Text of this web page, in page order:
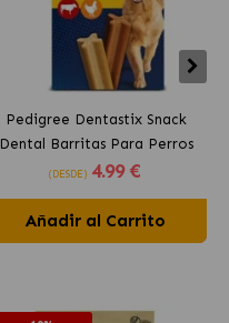
Pedigree Dentastix Snack
Dental Barritas Para Perros
Grandes +25 kg
(DESDE) 4.99 €
Añadir al Carrito